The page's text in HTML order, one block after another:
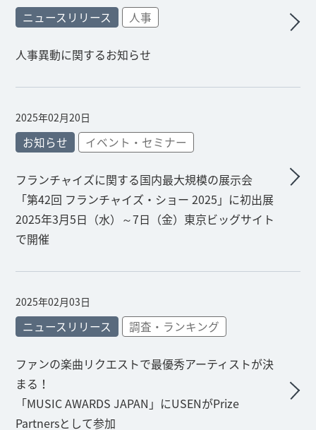
ニュースリリース 人事
人事異動に関するお知らせ
2025年02月20日
お知らせ イベント・セミナー
フランチャイズに関する国内最大規模の展示会
「第42回 フランチャイズ・ショー 2025」に初出展
2025年3月5日（水）～7日（金）東京ビッグサイト
で開催
2025年02月03日
ニュースリリース 調査・ランキング
ファンの楽曲リクエストで最優秀アーティストが決
まる！
「MUSIC AWARDS JAPAN」にUSENがPrize
Partnersとして参加